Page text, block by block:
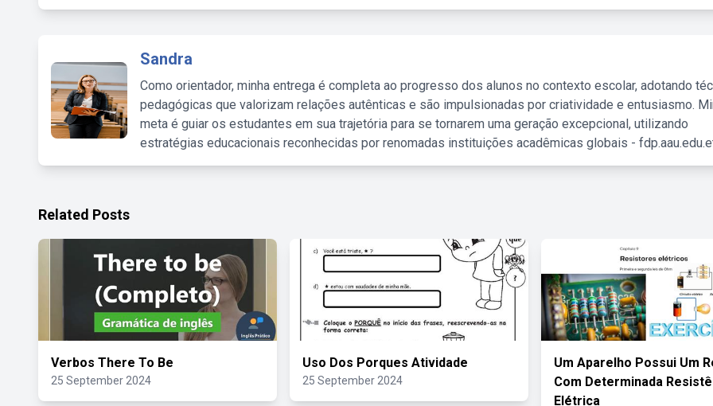
Sandra
Como orientador, minha entrega é completa ao progresso dos alunos no contexto escolar, adotando
pedagógicas que valorizam relações autênticas e são impulsionadas por criatividade e entusiasmo.
meta é guiar os estudantes em sua trajetória para se tornarem uma geração excepcional, utilizando
estratégias educacionais reconhecidas por renomadas instituições acadêmicas globais -
Related Posts
Verbos There To Be
25 September 2024
Uso Dos Porques Atividade
25 September 2024
Um Aparelho Possui Um
Com Determinada
Elétrica